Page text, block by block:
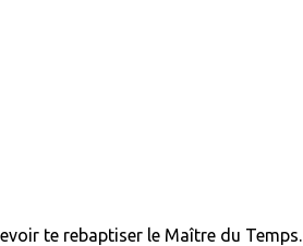
te rebaptiser le Maître du Temps.